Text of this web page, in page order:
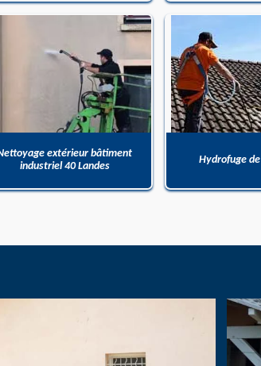
extérieur bâtiment
industriel 40 Landes
Hydrofuge